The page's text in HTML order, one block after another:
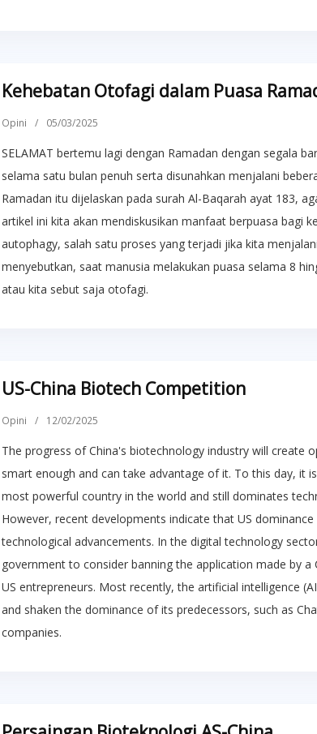
Kehebatan Otofagi dalam Puasa
Opini / 05/03/2025
SELAMAT bertemu lagi dengan Ramadan dengan segala
selama satu bulan penuh serta disunahkan menjalani
Ramadan itu dijelaskan pada surah Al-Baqarah ayat 183,
artikel ini kita akan mendiskusikan manfaat berpuasa bagi
autophagy, salah satu proses yang terjadi jika kita
menyebutkan, saat manusia melakukan puasa selama 8
atau kita sebut saja otofagi.
US-China Biotech Competition
Opini / 12/02/2025
The progress of China's biotechnology industry will create
smart enough and can take advantage of it. To this day, it
most powerful country in the world and still dominates
However, recent developments indicate that US
technological advancements. In the digital technology
government to consider banning the application made by
US entrepreneurs. Most recently, the artificial intelligence
and shaken the dominance of its predecessors, such as
companies.